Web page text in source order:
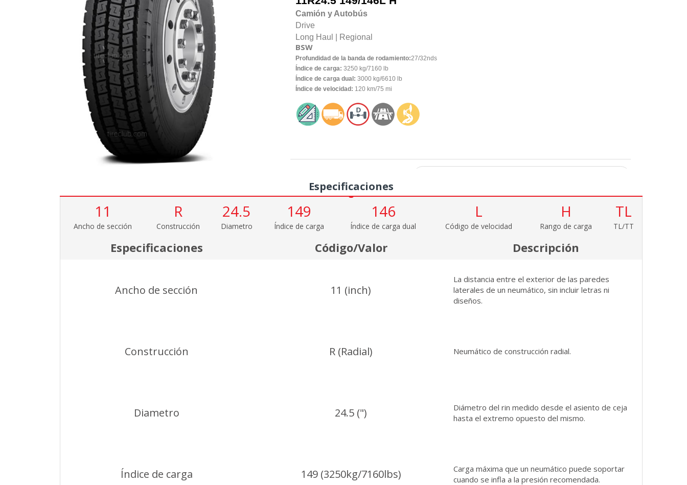
Camión y Autobús
Drive
Long Haul |
Regional
BSW
Profundidad de la banda de rodamiento:27/32nds
Índice de carga: 3250 kg/7160 lb
Índice de carga dual: 3000 kg/6610 lb
Índice de velocidad: 120 km/75 mi
Especificaciones
11
Ancho de sección
R
Construcción
24.5
Diametro
149
Índice de carga
146
Índice de carga dual
L
Código de velocidad
H
Rango de carga
TL
TL/TT
Especificaciones Código/Valor Descripción
Ancho de sección 11 (inch)
La distancia entre el exterior de las paredes
laterales de un neumático, sin incluir letras ni
diseños.
Construcción R (Radial) Neumático de construcción radial.
Diametro 24.5 (")
Diámetro del rin medido desde el asiento de ceja
hasta el extremo opuesto del mismo.
Índice de carga 149 (3250kg/7160lbs)
Carga máxima que un neumático puede soportar
cuando se infla a la presión recomendada.